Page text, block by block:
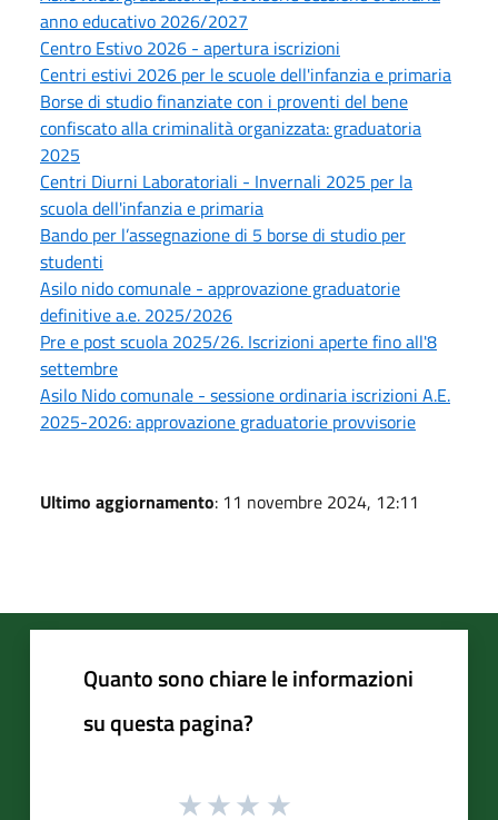
anno educativo 2026/2027
Centro Estivo 2026 - apertura iscrizioni
Centri estivi 2026 per le scuole dell'infanzia e primaria
Borse di studio finanziate con i proventi del bene
confiscato alla criminalità organizzata: graduatoria
2025
Centri Diurni Laboratoriali - Invernali 2025 per la
scuola dell'infanzia e primaria
Bando per l’assegnazione di 5 borse di studio per
studenti
Asilo nido comunale - approvazione graduatorie
definitive a.e. 2025/2026
Pre e post scuola 2025/26. Iscrizioni aperte fino all'8
settembre
Asilo Nido comunale - sessione ordinaria iscrizioni A.E.
2025-2026: approvazione graduatorie provvisorie
Ultimo aggiornamento: 11 novembre 2024, 12:11
Quanto sono chiare le informazioni
su questa pagina?